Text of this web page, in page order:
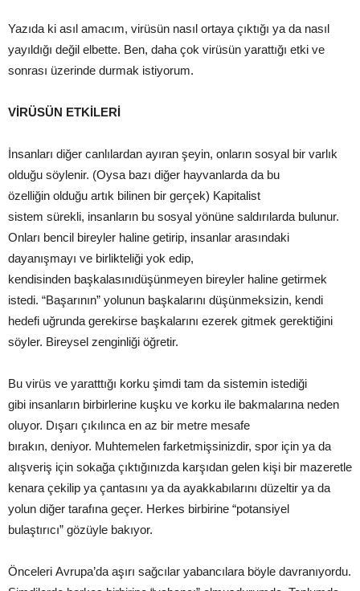
Yazıda ki asıl amacım, virüsün nasıl ortaya çıktığı ya da nasıl
yayıldığı değil elbette. Ben, daha çok virüsün yarattığı etki ve
sonrası üzerinde durmak istiyorum.
VİRÜSÜN ETKİLERİ
İnsanları diğer canlılardan ayıran şeyin, onların sosyal bir varlık
olduğu söylenir. (Oysa bazı diğer hayvanlarda da bu
özelliğin olduğu artık bilinen bir gerçek) Kapitalist
sistem sürekli, insanların bu sosyal yönüne saldırılarda bulunur.
Onları bencil bireyler haline getirip, insanlar arasındaki
dayanışmayı ve birlikteliği yok edip,
kendisinden başkalasınıdüşünmeyen bireyler haline getirmek
istedi. “Başarının” yolunun başkalarını düşünmeksizin, kendi
hedefi uğrunda gerekirse başkalarını ezerek gitmek gerektiğini
söyler. Bireysel zenginliği öğretir.
Bu virüs ve yaratttığı korku şimdi tam da sistemin istediği
gibi insanların birbirlerine kuşku ve korku ile bakmalarına neden
oluyor. Dışarı çıkılınca en az bir metre mesafe
bırakın, deniyor. Muhtemelen farketmişsinizdir, spor için ya da
alışveriş için sokağa çıktığınızda karşıdan gelen kişi bir mazeretle
kenara çekilip ya çantasını ya da ayakkabılarını düzeltir ya da
yolun diğer tarafına geçer. Herkes birbirine “potansiyel
bulaştırıcı” gözüyle bakıyor.
Önceleri Avrupa’da aşırı sağcılar yabancılara böyle davranıyordu.